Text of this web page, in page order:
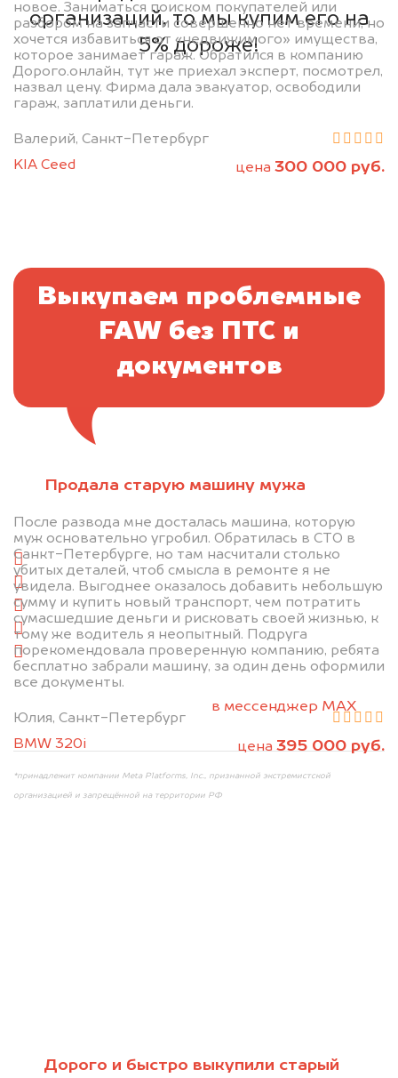
новое. Заниматься поиском покупателей или
разбором на запчасти совершенно нет времени, но
хочется избавиться от «недвижимого» имущества,
которое занимает гараж. Обратился в компанию
Дорого.онлайн, тут же приехал эксперт, посмотрел,
назвал цену. Фирма дала эвакуатор, освободили
гараж, заплатили деньги.
Валерий, Санкт-Петербург
KIA Ceed
цена 300 000 руб.
Продала старую машину мужа
После развода мне досталась машина, которую
муж основательно угробил. Обратилась в СТО в
Санкт-Петербурге, но там насчитали столько
убитых деталей, чтоб смысла в ремонте я не
увидела. Выгоднее оказалось добавить небольшую
сумму и купить новый транспорт, чем потратить
сумасшедшие деньги и рисковать своей жизнью, к
тому же водитель я неопытный. Подруга
порекомендовала проверенную компанию, ребята
бесплатно забрали машину, за один день оформили
все документы.
Юлия, Санкт-Петербург
BMW 320i
цена 395 000 руб.
Дорого и быстро выкупили старый
организаций, то мы купим его на
5% дороже!
Выкупаем проблемные
FAW без ПТС и
документов
минуту эксперт-оценщик назовёт сумму.
1. Сфотографируйте машину:
спереди
сзади
слева
справа
салон
2. Отправьте фотографии на номер +7 (958)
в мессенджер MAX
или на электронную почту info@dorogo.online
*принадлежит компании Meta Platforms, Inc., признанной экстремистской
организацией и запрещённой на территории РФ
Узнайте стоимость проблемного